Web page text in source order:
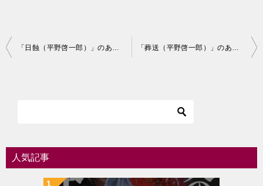
投
シ
「日蝕（平野啓一郎）」のあらすじ・ネタバレ・長文感想 「葬送（平野啓一郎）」のあらすじ・ネタバレ・長文感想
人気記事